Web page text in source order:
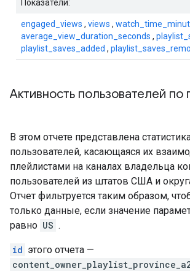
Показатели:
engaged_views , views ,
average_view_duration_seconds ,
playlist_saves_added ,
Активность пользователей по
В этом отчете представлена
пользователей, касающаяся их
плейлистами на каналах владельца
пользователей из штатов США и
Отчет фильтруется таким образом,
только данные, если значение
равно US .
id этого отчета —